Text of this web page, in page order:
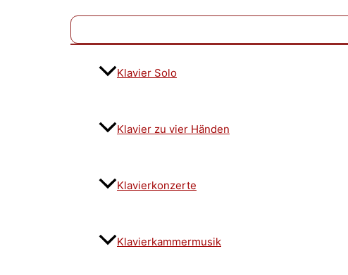
Klavier Solo
Klavier zu vier Händen
Klavierkonzerte
Klavierkammermusik